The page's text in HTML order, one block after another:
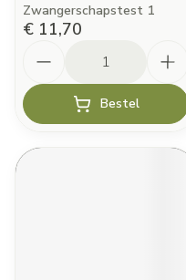
Zwangerschapstest 1
€ 11,70
Bestel